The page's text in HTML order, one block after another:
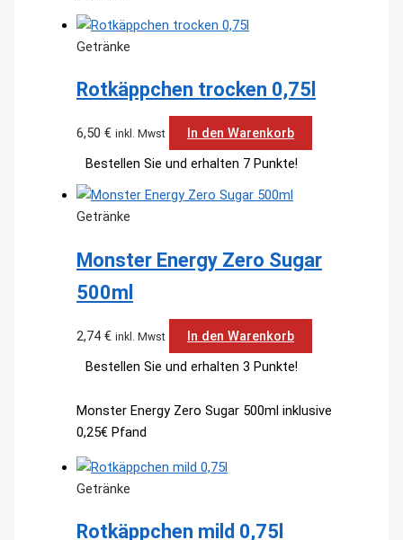
Getränke
Rotkäppchen trocken 0,75l
6,50€ inkl. Mwst
In den Warenkorb
Bestellen Sie und erhalten 7 Punkte!
Getränke
Monster Energy Zero Sugar
500ml
2,74€ inkl. Mwst
In den Warenkorb
Bestellen Sie und erhalten 3 Punkte!
Monster Energy Zero Sugar 500ml inklusive
0,25€ Pfand
Getränke
Rotkäppchen mild 0,75l